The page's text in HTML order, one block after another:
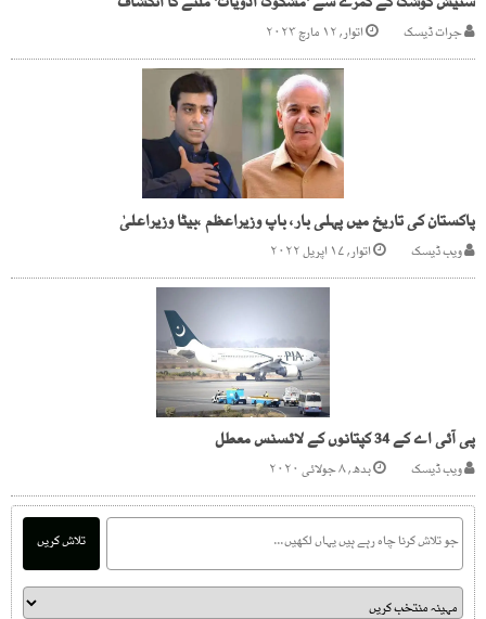
جرات ڈیسک اتوار, ۱۲ مارچ ۲۰۲۳
پاکستان کی تاریخ میں پہلی بار، باپ وزیراعظم ،بیٹا وزیراعلیٰ
ویب ڈیسک اتوار, ۱۷ اپریل ۲۰۲۲
پی آئی اے کے 34 کپتانوں کے لائسنس معطل
ویب ڈیسک بدھ, ۸ جولائی ۲۰۲۰
تلاش کریں